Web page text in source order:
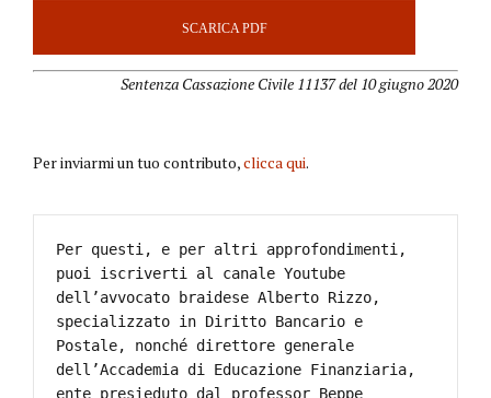
SCARICA PDF
Sentenza Cassazione Civile 11137 del 10 giugno 2020
Per inviarmi un tuo contributo,clicca qui.
Per questi, e per altri approfondimenti,
puoi iscriverti al canale Youtube
dell’avvocato braidese Alberto Rizzo,
specializzato in Diritto Bancario e
Postale, nonché direttore generale
dell’Accademia di Educazione Finanziaria,
ente presieduto dal professor Beppe